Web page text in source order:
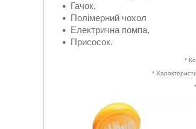
Гачок,
Полімерний чохол
Електрична помпа,
Присосок.
*
*